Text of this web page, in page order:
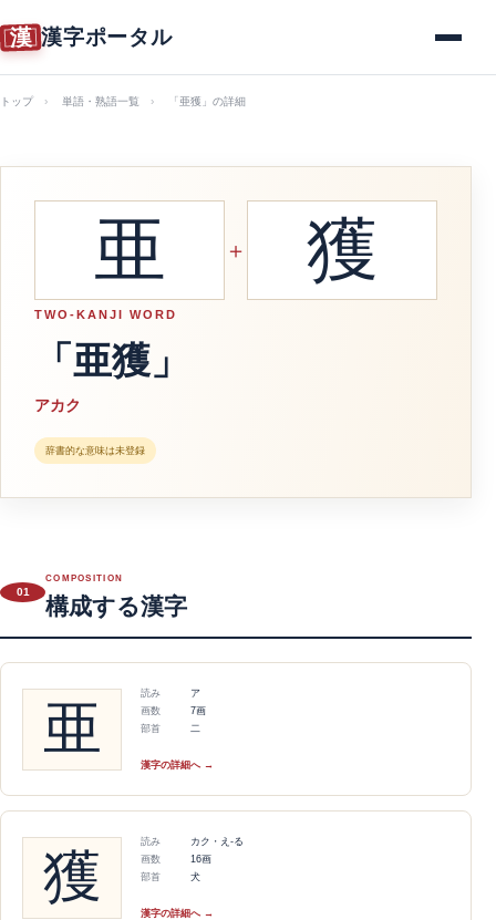
漢 漢字ポータル
トップ 単語・熟語一覧 「亜獲」の詳細
亜 ＋ 獲
TWO-KANJI WORD
「亜獲」
アカク
辞書的な意味は未登録
01
COMPOSITION
構成する漢字
亜
読み
ア
画数
7画
部首
二
漢字の詳細へ →
獲
読み
カク・え-る
画数
16画
部首
犬
漢字の詳細へ →